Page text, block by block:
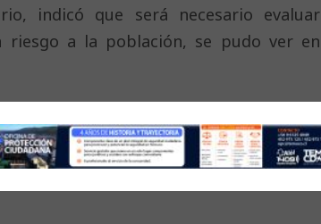
indicó que será necesario evaluar
riesgo a la población, se pudo ver en